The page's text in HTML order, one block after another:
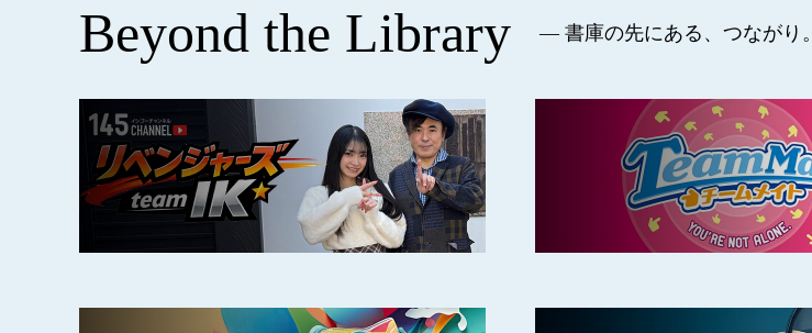
Beyond the Library — 書庫の先にある、つながり。